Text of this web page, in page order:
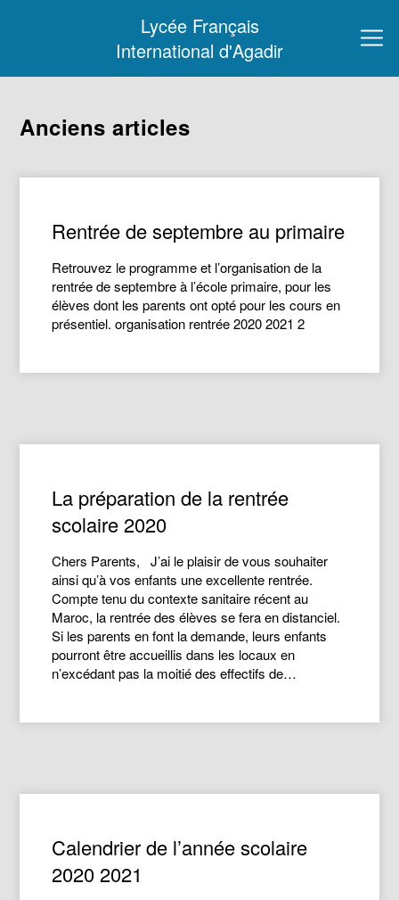
Lycée Français
International d'Agadir
Anciens articles
Rentrée de septembre au primaire
Retrouvez le programme et l’organisation de la
rentrée de septembre à l’école primaire, pour les
élèves dont les parents ont opté pour les cours en
présentiel. organisation rentrée 2020 2021 2
La préparation de la rentrée
scolaire 2020
Chers Parents, J’ai le plaisir de vous souhaiter
ainsi qu’à vos enfants une excellente rentrée.
Compte tenu du contexte sanitaire récent au
Maroc, la rentrée des élèves se fera en distanciel.
Si les parents en font la demande, leurs enfants
pourront être accueillis dans les locaux en
n’excédant pas la moitié des effectifs de…
Calendrier de l’année scolaire
2020 2021